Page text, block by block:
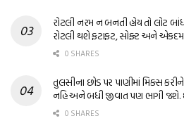
રોટલી નરમ ન બનતી હોય તો લોટ
રોટલી થશે ફટાફટ, સોફ્ટ અને
0 SHARES
તુલસીના છોડ પર પાણીમાં મિક્સ
નહિ અને બધી જીવાત પણ ભાગી જશે.
0 SHARES